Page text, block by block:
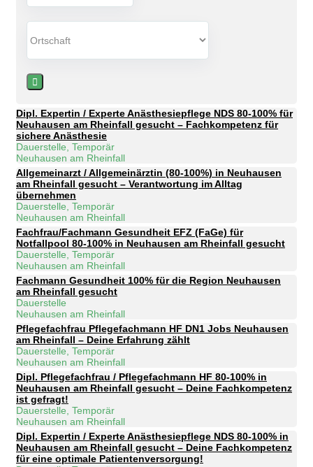
Dipl. Expertin / Experte Anästhesiepflege NDS 80-100% für
Neuhausen am Rheinfall gesucht – Fachkompetenz für
sichere Anästhesie
Dauerstelle, Temporär
Neuhausen am Rheinfall
Allgemeinarzt / Allgemeinärztin (80-100%) in Neuhausen
am Rheinfall gesucht – Verantwortung im Alltag
übernehmen
Dauerstelle, Temporär
Neuhausen am Rheinfall
Fachfrau/Fachmann Gesundheit EFZ (FaGe) für
Notfallpool 80-100% in Neuhausen am Rheinfall gesucht
Dauerstelle, Temporär
Neuhausen am Rheinfall
Fachmann Gesundheit 100% für die Region Neuhausen
am Rheinfall gesucht
Dauerstelle
Neuhausen am Rheinfall
Pflegefachfrau Pflegefachmann HF DN1 Jobs Neuhausen
am Rheinfall – Deine Erfahrung zählt
Dauerstelle, Temporär
Neuhausen am Rheinfall
Dipl. Pflegefachfrau / Pflegefachmann HF 80-100% in
Neuhausen am Rheinfall gesucht – Deine Fachkompetenz
ist gefragt!
Dauerstelle, Temporär
Neuhausen am Rheinfall
Dipl. Expertin / Experte Anästhesiepflege NDS 80-100% in
Neuhausen am Rheinfall gesucht – Deine Fachkompetenz
für eine optimale Patientenversorgung!